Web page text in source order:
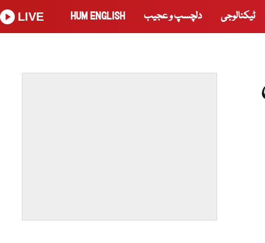
ٹیکنالوجی دلچسپ و عجیب HUM ENGLISH
LIVE
دن